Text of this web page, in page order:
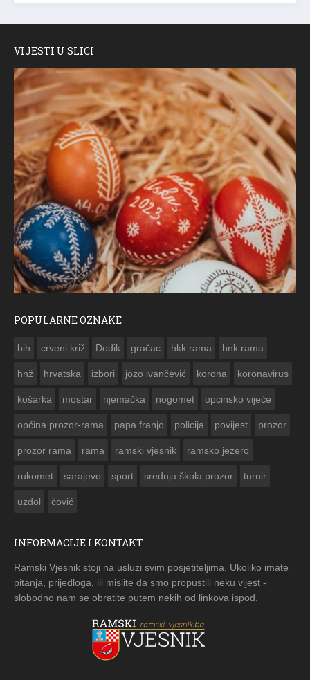
VIJESTI U SLICI
POPULARNE OZNAKE
bih crveni križ Dodik gračac hkk rama hnk rama
hnž hrvatska izbori jozo ivančević korona koronavirus
košarka mostar njemačka nogomet opcinsko vijeće
općina prozor-rama papa franjo policija povijest prozor
prozor rama rama ramski vjesnik ramsko jezero
rukomet sarajevo sport srednja škola prozor turnir
uzdol čović
INFORMACIJE I KONTAKT
Ramski Vjesnik stoji na usluzi svim posjetiteljima. Ukoliko imate
pitanja, prijedloga, ili mislite da smo propustili neku vijest -
slobodno nam se obratite putem nekih od linkova ispod.